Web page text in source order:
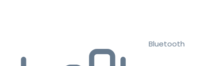
Bluetooth